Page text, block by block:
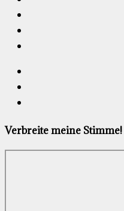
Verbreite meine Stimme!